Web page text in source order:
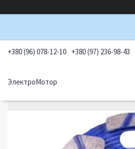
+380 (96) 078-12-10 +380 (97) 236-98-43
ЭлектроМотор